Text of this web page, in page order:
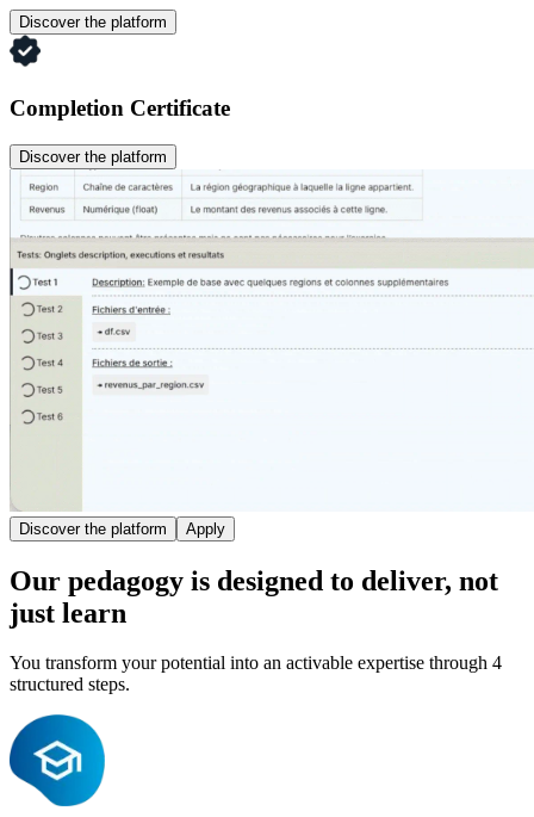
Discover the platform
Completion Certificate
Discover the platform
Discover the platform Apply
Our pedagogy is designed to deliver, not
just learn
You transform your potential into an activable expertise through 4
structured steps.